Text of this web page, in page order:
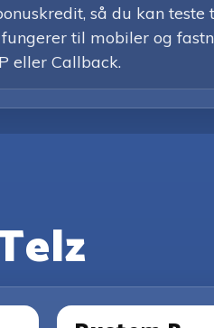
så du kan teste
til mobiler og
eller Callback.